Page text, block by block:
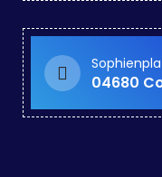
04680